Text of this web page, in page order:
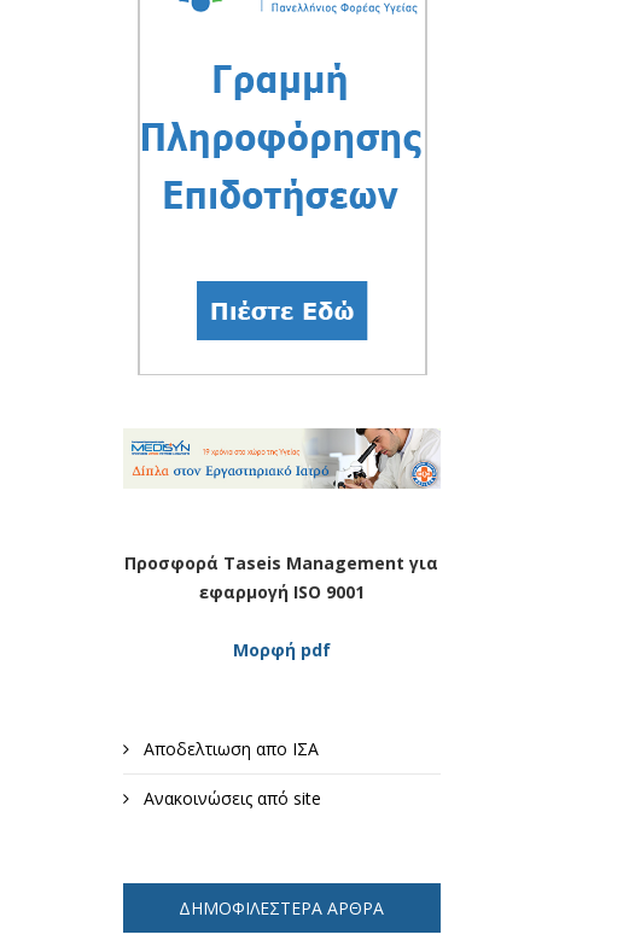
Προσφορά Taseis Management για
εφαρμογή ISO 9001
Μορφή pdf
Αποδελτιωση απο ΙΣΑ
Ανακοινώσεις από site
ΔΗΜΟΦΙΛΈΣΤΕΡΑ ΆΡΘΡΑ